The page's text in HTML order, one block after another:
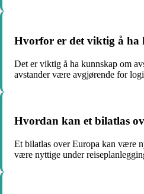
Hvorfor er det viktig å ha
Det er viktig å ha kunnskap om
avstander være avgjørende for
Hvordan kan et bilatlas
Et bilatlas over Europa kan være
være nyttige under